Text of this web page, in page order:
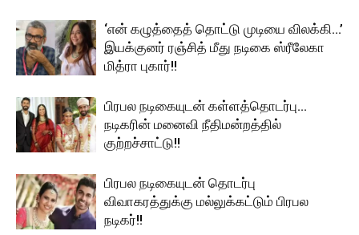
‘என் கழுத்தைத் தொட்டு முடியை விலக்கி…’
இயக்குனர் ரஞ்சித் மீது நடிகை ஸ்ரீலேகா
மித்ரா புகார்!!
பிரபல நடிகையுடன் கள்ளத்தொடர்பு…
நடிகரின் மனைவி நீதிமன்றத்தில்
குற்றச்சாட்டு!!
பிரபல நடிகையுடன் தொடர்பு
விவாகரத்துக்கு மல்லுக்கட்டும் பிரபல
நடிகர்!!